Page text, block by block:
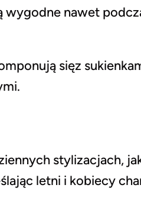
wygodne nawet
sięz
stylizacjach,
letni i kobiecy